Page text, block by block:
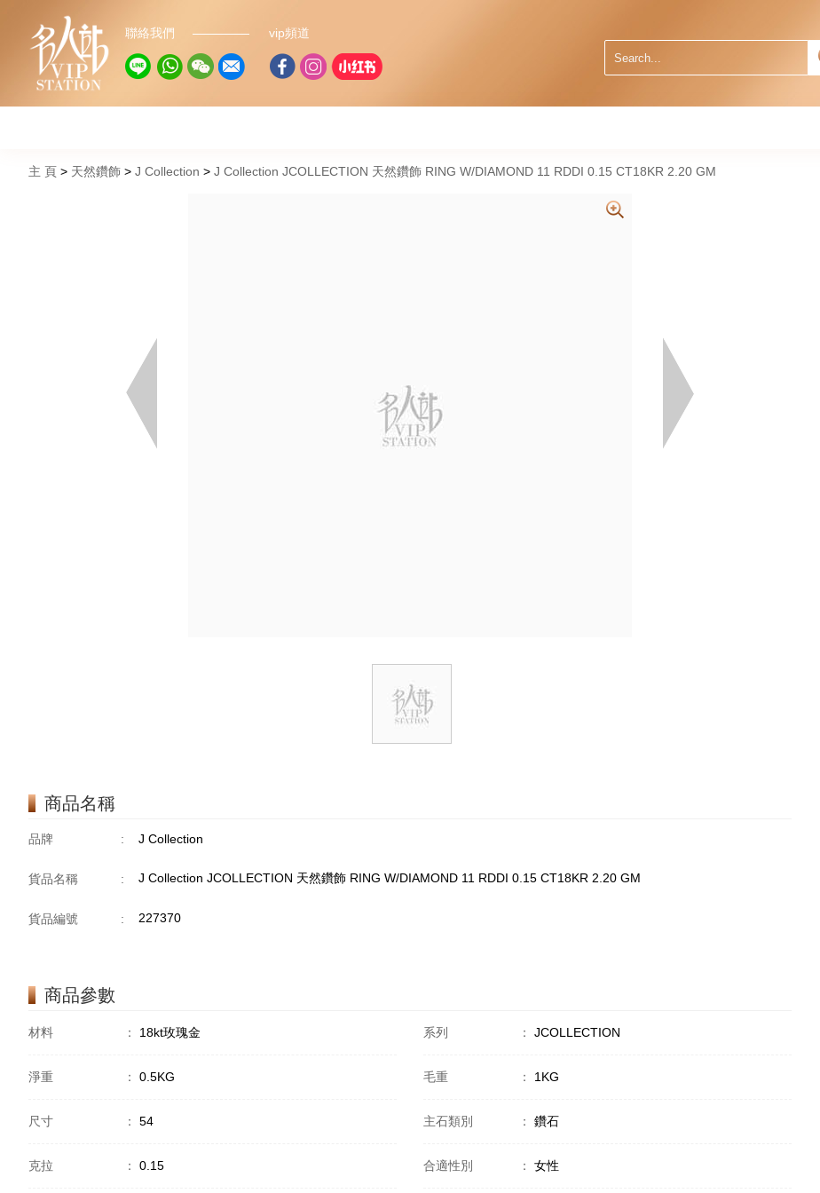
聯絡我們 vip頻道
主 頁 天然鑽飾 J Collection J Collection JCOLLECTION 天然鑽飾 RING W/DIAMOND 11 RDDI 0.15 CT18KR 2.20 GM
商品名稱
品牌 : J Collection
貨品名稱 : J Collection JCOLLECTION 天然鑽飾 RING W/DIAMOND 11 RDDI 0.15 CT18KR 2.20 GM
貨品編號 : 227370
商品參數
材料 ： 18kt玫瑰金 系列 ： JCOLLECTION
淨重 ： 0.5KG 毛重 ： 1KG
尺寸 ： 54 主石類別 ： 鑽石
克拉 ： 0.15 合適性別 ： 女性